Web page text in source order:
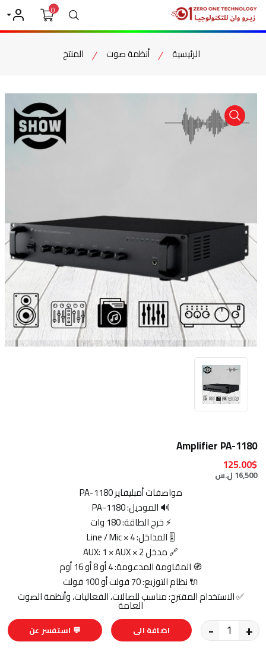
بحث0
حسابي
الرئيسية أنظمة صوت المنتج
item view
Amplifier PA-1180
125.00$
16,500 ل.س
مواصفات أمبليفاير PA-1180
🔊 الموديل: PA-1180
⚡ خرج الطاقة: 180 وات
🎚️ المداخل: 4 × Line / Mic
🔗 مدخل AUX: 1 × AUX × 2
🧭 المقاومة المدعومة: 4 أو 8 أو 16 أوم
🔌 نظام التوزيع: 70 فولت أو 100 فولت
✅ الاستخدام المقترح: مناسب للصالات، الفعاليات، وأنظمة الصوت
العامة
- +
اضافة الى
💬 استفسر عن